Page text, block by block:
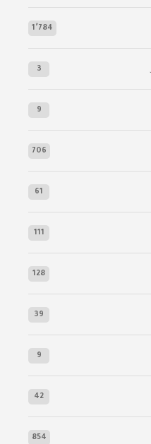
1٬784
3
9
706
61
111
128
39
9
42
854